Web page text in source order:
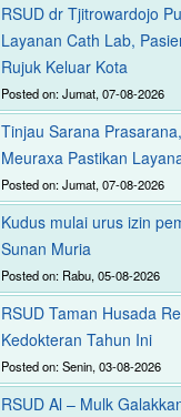
RSUD dr Tjitrowardojo
Layanan Cath Lab,
Rujuk Keluar Kota
Posted on: Jumat, 07-08-2026
Tinjau Sarana
Meuraxa Pastikan
Posted on: Jumat, 07-08-2026
Kudus mulai urus izin
Sunan Muria
Posted on: Rabu, 05-08-2026
RSUD Taman Husada
Kedokteran Tahun Ini
Posted on: Senin, 03-08-2026
RSUD Al – Mulk